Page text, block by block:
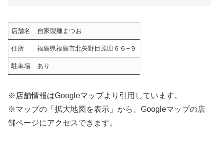
店舗名 自家製麺まつお
住所 福島県福島市北矢野目原田６６−９
駐車場 あり
※店舗情報はGoogleマップより引用しています。
※マップの「拡大地図を表示」から、Googleマップの店
舗ページにアクセスできます。